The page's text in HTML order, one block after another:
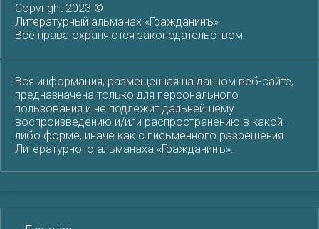
Copyright 2023 ©
Литературный альманах «Гражданинъ»
Все права охраняются законодательством
Вся информация, размещенная на данном веб-сайте,
предназначена только для персонального
пользования и не подлежит дальнейшему
воспроизведению и/или распространению в какой-
либо форме, иначе как с письменного разрешения
Литературного альманаха «Гражданинъ».